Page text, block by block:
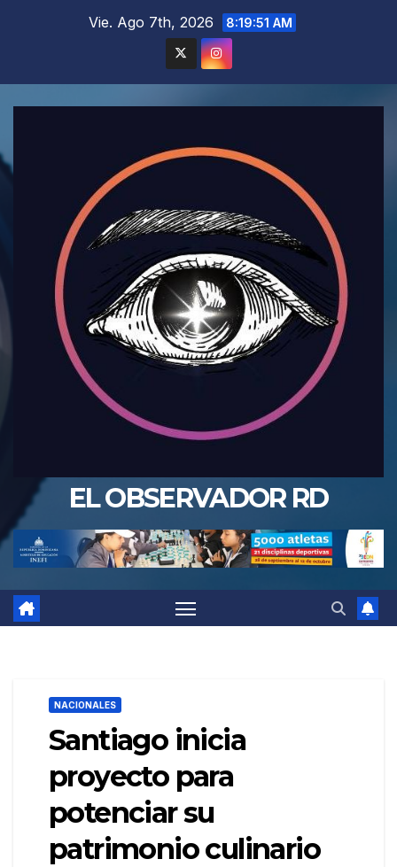
Vie. Ago 7th, 2026 8:19:53 AM
EL OBSERVADOR RD
NACIONALES
Santiago inicia
proyecto para
potenciar su
patrimonio culinario